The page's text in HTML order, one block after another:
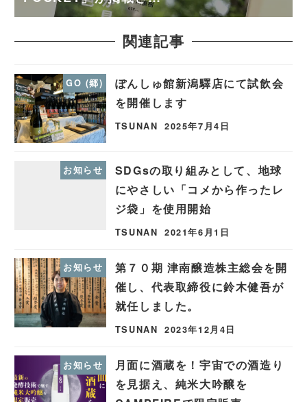
関連記事
GO (郷)
ぽんしゅ館新潟驛店にて試飲会
を開催します
TSUNAN 2025年7月4日
お知らせ
SDGsの取り組みとして、地球
にやさしい「コメから作ったレ
ジ袋」を使用開始
TSUNAN 2021年6月1日
お知らせ
第７０期 津南醸造株主総会を開
催し、代表取締役に鈴木健吾が
就任しました。
TSUNAN 2023年12月4日
お知らせ
月面に酒蔵を！宇宙での酒造り
を見据え、純米大吟醸を